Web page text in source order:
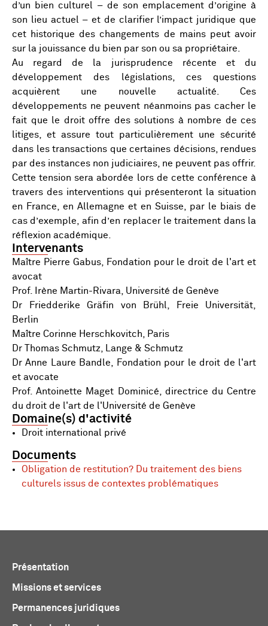
d’un bien culturel – de son emplacement d’origine à
son lieu actuel – et de clarifier l’impact juridique que
cet historique des changements de mains peut avoir
sur la jouissance du bien par son ou sa propriétaire.
Au regard de la jurisprudence récente et du
développement des législations, ces questions
acquièrent une nouvelle actualité. Ces
développements ne peuvent néanmoins pas cacher le
fait que le droit offre des solutions à nombre de ces
litiges, et assure tout particulièrement une sécurité
dans les transactions que certaines décisions, rendues
par des instances non judiciaires, ne peuvent pas offrir.
Cette tension sera abordée lors de cette conférence à
travers des interventions qui présenteront la situation
en France, en Allemagne et en Suisse, par le biais de
cas d’exemple, afin d’en replacer le traitement dans la
réflexion académique.
Intervenants
Maître Pierre Gabus, Fondation pour le droit de l'art et
avocat
Prof. Irène Martin-Rivara, Université de Genève
Dr Friedderike Gräfin von Brühl, Freie Universität,
Berlin
Maître Corinne Herschkovitch, Paris
Dr Thomas Schmutz, Lange & Schmutz
Dr Anne Laure Bandle, Fondation pour le droit de l'art
et avocate
Prof. Antoinette Maget Dominicé, directrice du Centre
du droit de l'art de l'Université de Genève
Domaine(s) d'activité
Droit international privé
Documents
Obligation de restitution? Du traitement des biens
culturels issus de contextes problématiques
Présentation
Missions et services
Permanences juridiques